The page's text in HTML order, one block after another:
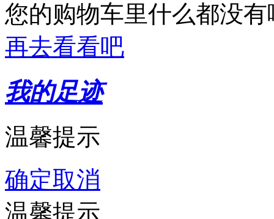
您的购物车里什么都没有
再去看看吧
我的足迹
温馨提示
确定取消
温馨提示